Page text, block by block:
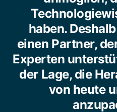
haben.
einen Partner,
Experten
der Lage, die
von heute